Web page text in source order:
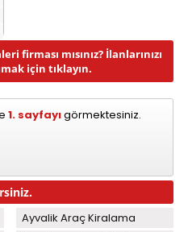
firması mısınız? İlanlarınızı
için tıklayın.
1. sayfayıgörmektesiniz.
Ayvalik Araç Kiralama